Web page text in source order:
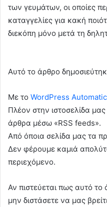
των γευμάτων, οι οποίες
καταγγελίες για κακή
διεκόπη μόνο μετά τη
Αυτό το άρθρο
Με το WordPress
Πλέον στην ιστοσελίδα
άρθρα μέσω «RSS feeds».
Από όποια σελίδα μας τα
Δεν φέρουμε καμιά
περιεχόμενο.
Αν πιστεύεται πως αυτό το
μην διστάσετε να μας